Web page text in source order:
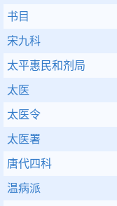
书目
宋九科
太平惠民和剂局
太医
太医令
太医署
唐代四科
温病派